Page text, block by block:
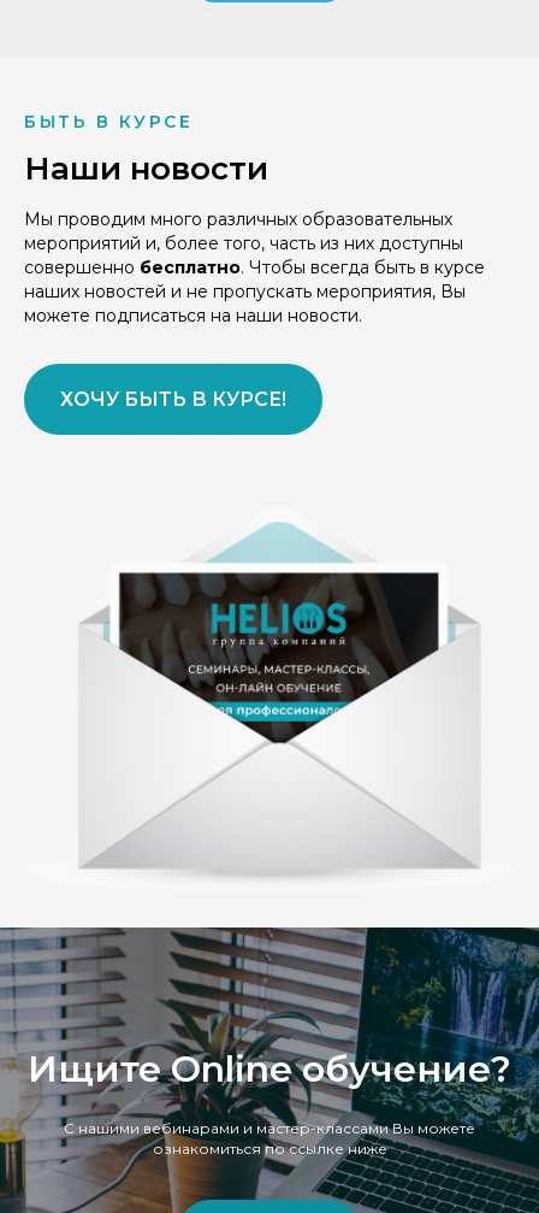
БЫТЬ В КУРСЕ
Наши новости
Мы проводим много различных образовательных
мероприятий и, более того, часть из них доступны
совершенно бесплатно. Чтобы всегда быть в курсе
наших новостей и не пропускать мероприятия, Вы
можете подписаться на наши новости.
ХОЧУ БЫТЬ В КУРСЕ!
Ищите Online обучение?
С нашими вебинарами и мастер-классами Вы можете
ознакомиться по ссылке ниже